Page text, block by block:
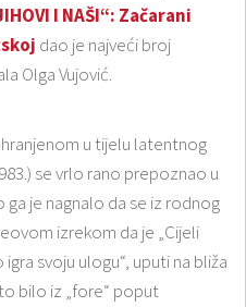
I NAŠI“: Začarani
dao je najveći broj
Olga Vujović.
u tijelu latentnog
se vrlo rano prepoznao u
je nagnalo da se iz rodnog
izrekom da je „Cijeli
svoju ulogu“, uputi na bliža
bilo iz „fore“ poput